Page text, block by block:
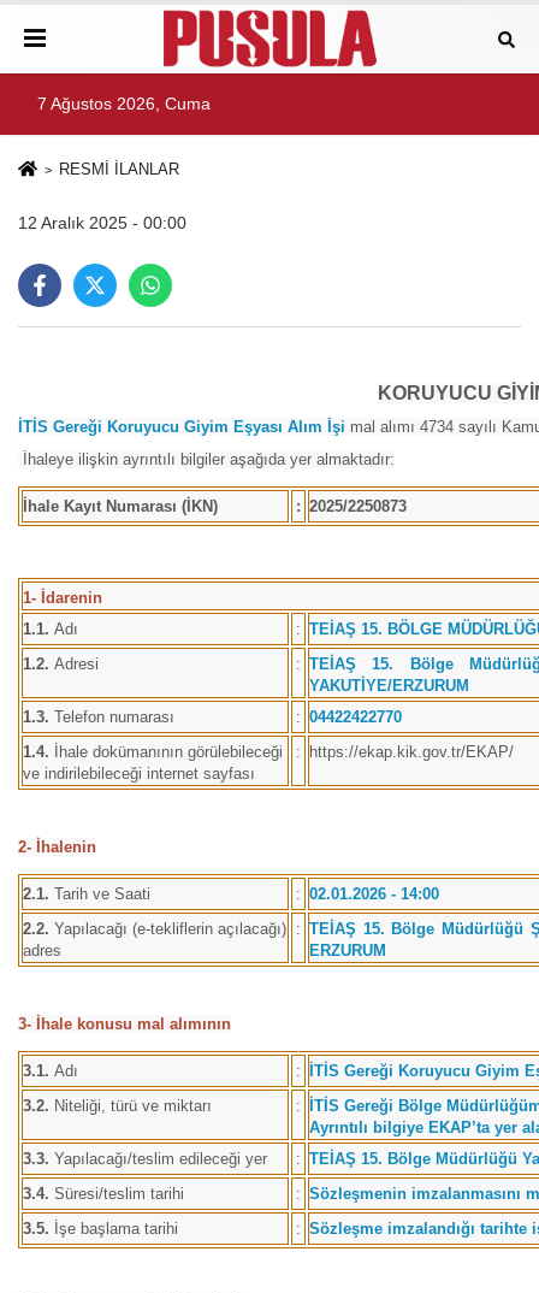
7 Ağustos 2026, Cuma
RESMİ İLANLAR
12 Aralık 2025 - 00:00
KORUYUCU
İTİS Gereği Koruyucu Giyim Eşyası Alım İşi mal alımı 4734 sayılı
İhaleye ilişkin ayrıntılı bilgiler aşağıda yer almaktadır:
İhale Kayıt Numarası (İKN) : 2025/2250873
1- İdarenin
1.1. Adı : TEİAŞ 15. BÖLGE
1.2. Adresi : TEİAŞ 15. Bölge
YAKUTİYE/ERZURUM
1.3. Telefon numarası : 04422422770
1.4. İhale dokümanının görülebileceği
ve indirilebileceği internet sayfası
: https://ekap.kik.gov.tr/EKAP/
2- İhalenin
2.1. Tarih ve Saati : 02.01.2026 - 14:00
2.2. Yapılacağı (e-tekliflerin açılacağı)
adres
: TEİAŞ 15. Bölge Müdürlüğü
ERZURUM
3- İhale konusu mal alımının
3.1. Adı :
İTİS Gereği Koruyucu Giyim
3.2. Niteliği, türü ve miktarı :
İTİS Gereği Bölge
Ayrıntılı bilgiye EKAP’ta yer
3.3. Yapılacağı/teslim edileceği yer : TEİAŞ 15. Bölge Müdürlüğü
3.4. Süresi/teslim tarihi : Sözleşmenin imzalanmasını
3.5. İşe başlama tarihi : Sözleşme imzalandığı tarihte